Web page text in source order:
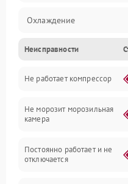
Охлаждение
Механика
Электропитание
Дренаж
Неисправности
Не работает компрессор
Не морозит морозильная
камера
Постоянно работает и не
отключается